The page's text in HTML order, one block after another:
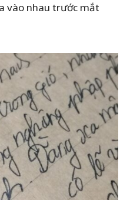
vào nhau trước mắt